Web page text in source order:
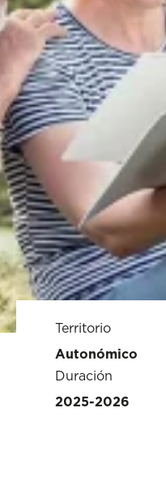
Territorio
Autonómico
Duración
2025-2026